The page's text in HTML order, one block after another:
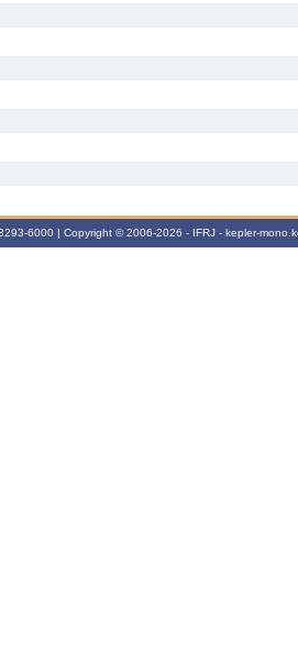
6000 | Copyright © 2006-2026 - IFRJ - kepler-